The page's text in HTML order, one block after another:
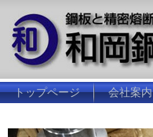
トップページ 会社案内